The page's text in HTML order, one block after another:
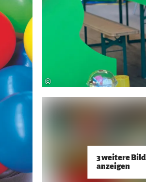
3 weitere
anzeigen
©